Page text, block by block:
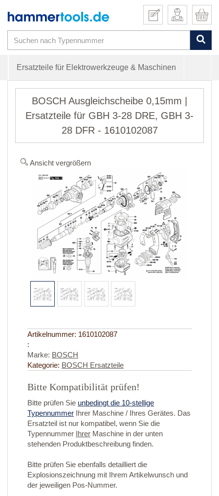
Ersatzteile für Elektrowerkzeuge & Maschinen
BOSCH Ausgleichscheibe 0,15mm |
Ersatzteile für GBH 3-28 DRE, GBH 3-
28 DFR - 1610102087
Ansicht vergrößern
Artikelnummer: 1610102087
:
Marke: BOSCH
Kategorie: BOSCH Ersatzteile
Bitte Kompatibilität prüfen!
Bitte prüfen Sie unbedingt die 10-stellige
Typennummer Ihrer Maschine / Ihres Gerätes. Das
Ersatzteil ist nur kompatibel, wenn Sie die
Typennummer Ihrer Maschine in der unten
stehenden Produktbeschreibung finden.
Bitte prüfen Sie ebenfalls detailliert die
Explosionszeichnung mit Ihrem Artikelwunsch und
der jeweiligen Pos-Nummer.